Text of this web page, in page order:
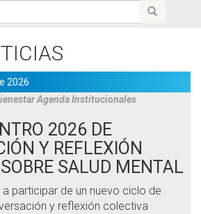
búsqueda
2026
AgendaInstitucionales
2026 DE
Y REFLEXIÓN
SALUD MENTAL
participar de un nuevo ciclo de
y reflexión colectiva